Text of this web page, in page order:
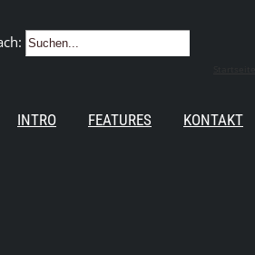
INTRO FEATURES KONTAKT